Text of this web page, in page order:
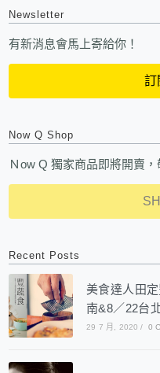
Newsletter
有新消息會馬上寄給你！
訂
Now Q Shop
Ｎow Q 獨家商品即將開賣，
Recent Posts
美食達人田
南&8／22台
29 7 月, 2020 / 0